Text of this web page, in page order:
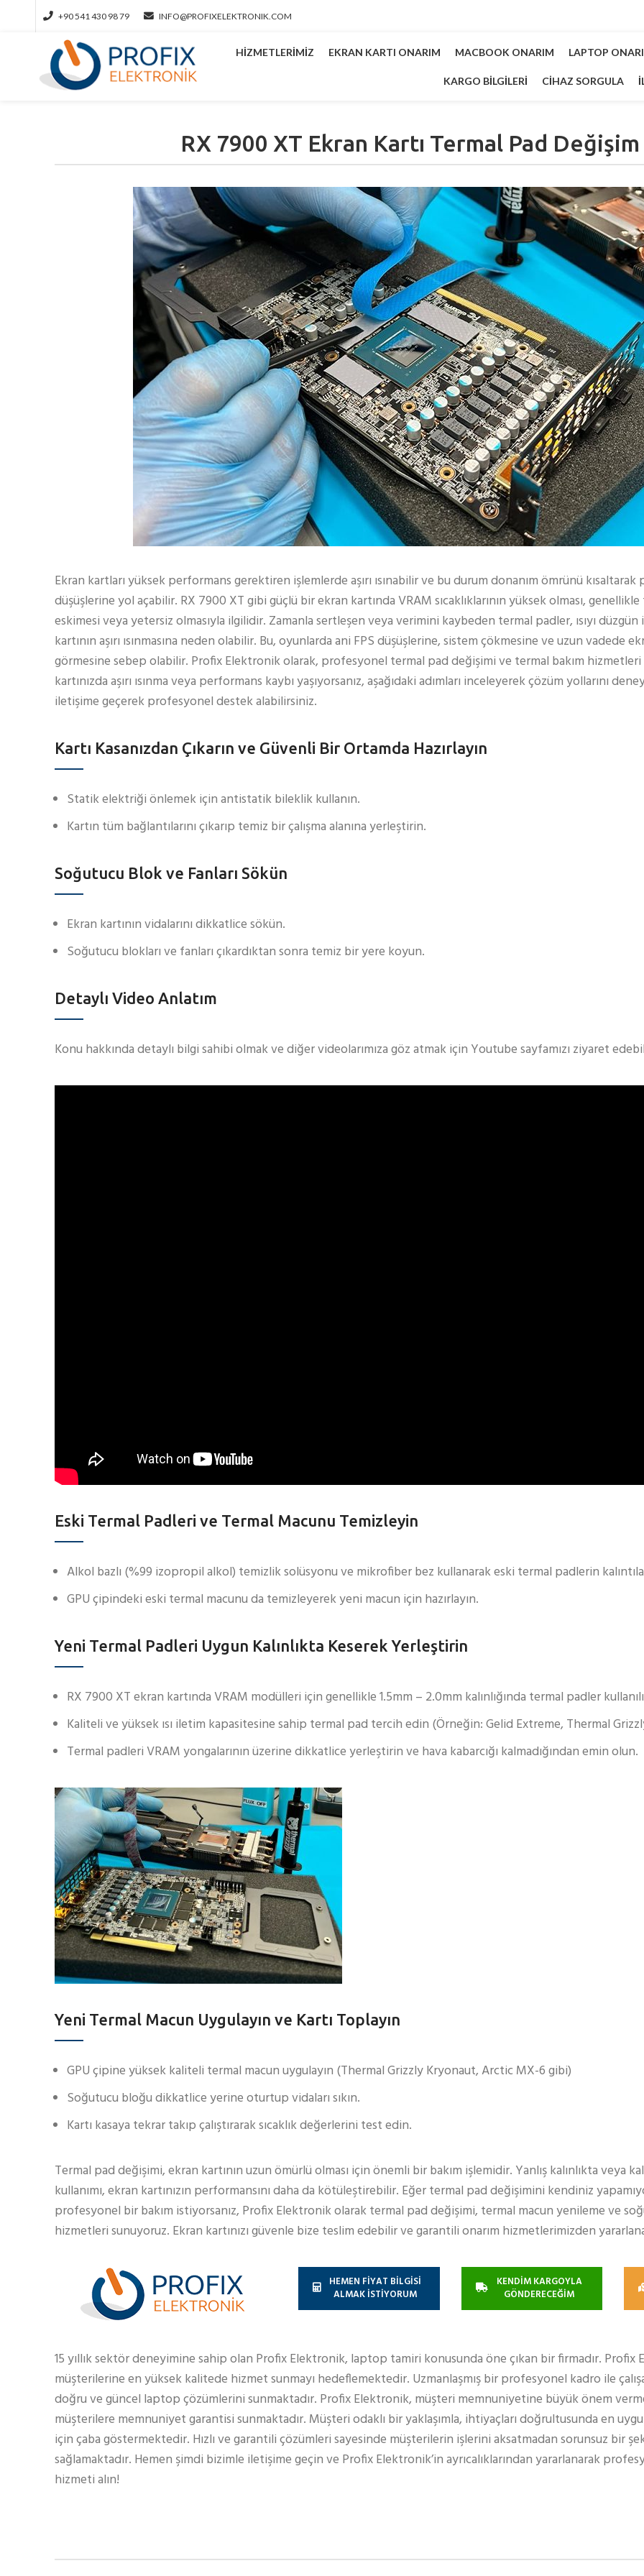
+90 541 430 98 79 INFO@PROFIXELEKTRONIK.COM
HIZMETLERIMIZ EKRAN KARTI ONARIM MACBOOK ONARIM LAPTOP
KARGO BILGILERI CIHAZ SORGULA
RX 7900 XT Ekran Kartı Termal Pad Değişim
Ekran kartları yüksek performans gerektiren işlemlerde aşırı ısınabilir ve bu durum donanım ömrünü
düşüşlerine yol açabilir. RX 7900 XT gibi güçlü bir ekran kartında VRAM sıcaklıklarının yüksek olması,
eskimesi veya yetersiz olmasıyla ilgilidir. Zamanla sertleşen veya verimini kaybeden termal padler, ısıyı
kartının aşırı ısınmasına neden olabilir. Bu, oyunlarda ani FPS düşüşlerine, sistem çökmesine ve uzun vadede
görmesine sebep olabilir. Profix Elektronik olarak, profesyonel termal pad değişimi ve termal bakım
kartınızda aşırı ısınma veya performans kaybı yaşıyorsanız, aşağıdaki adımları inceleyerek çözüm yollarını
iletişime geçerek profesyonel destek alabilirsiniz.
Kartı Kasanızdan Çıkarın ve Güvenli Bir Ortamda Hazırlayın
Statik elektriği önlemek için antistatik bileklik kullanın.
Kartın tüm bağlantılarını çıkarıp temiz bir çalışma alanına yerleştirin.
Soğutucu Blok ve Fanları Sökün
Ekran kartının vidalarını dikkatlice sökün.
Soğutucu blokları ve fanları çıkardıktan sonra temiz bir yere koyun.
Detaylı Video Anlatım
Konu hakkında detaylı bilgi sahibi olmak ve diğer videolarımıza göz atmak için Youtube sayfamızı ziyaret
Eski Termal Padleri ve Termal Macunu Temizleyin
Alkol bazlı (%99 izopropil alkol) temizlik solüsyonu ve mikrofiber bez kullanarak eski termal padlerin
GPU çipindeki eski termal macunu da temizleyerek yeni macun için hazırlayın.
Yeni Termal Padleri Uygun Kalınlıkta Keserek Yerleştirin
RX 7900 XT ekran kartında VRAM modülleri için genellikle 1.5mm – 2.0mm kalınlığında termal padler
Kaliteli ve yüksek ısı iletim kapasitesine sahip termal pad tercih edin (Örneğin: Gelid Extreme, Thermal
Termal padleri VRAM yongalarının üzerine dikkatlice yerleştirin ve hava kabarcığı kalmadığından emin olun.
Yeni Termal Macun Uygulayın ve Kartı Toplayın
GPU çipine yüksek kaliteli termal macun uygulayın (Thermal Grizzly Kryonaut, Arctic MX-6 gibi)
Soğutucu bloğu dikkatlice yerine oturtup vidaları sıkın.
Kartı kasaya tekrar takıp çalıştırarak sıcaklık değerlerini test edin.
Termal pad değişimi, ekran kartının uzun ömürlü olması için önemli bir bakım işlemidir. Yanlış kalınlıkta veya
kullanımı, ekran kartınızın performansını daha da kötüleştirebilir. Eğer termal pad değişimini kendiniz
profesyonel bir bakım istiyorsanız, Profix Elektronik olarak termal pad değişimi, termal macun yenileme ve
hizmetleri sunuyoruz. Ekran kartınızı güvenle bize teslim edebilir ve garantili onarım hizmetlerimizden
HEMEN FİYAT BİLGİSİ
ALMAK İSTİYORUM
KENDİM KARGOYLA
GÖNDERECEĞİM
15 yıllık sektör deneyimine sahip olan Profix Elektronik, laptop tamiri konusunda öne çıkan bir firmadır. Profix
müşterilerine en yüksek kalitede hizmet sunmayı hedeflemektedir. Uzmanlaşmış bir profesyonel kadro ile
doğru ve güncel laptop çözümlerini sunmaktadır. Profix Elektronik, müşteri memnuniyetine büyük önem
müşterilere memnuniyet garantisi sunmaktadır. Müşteri odaklı bir yaklaşımla, ihtiyaçları doğrultusunda en
için çaba göstermektedir. Hızlı ve garantili çözümleri sayesinde müşterilerin işlerini aksatmadan sorunsuz bir
sağlamaktadır. Hemen şimdi bizimle iletişime geçin ve Profix Elektronik’in ayrıcalıklarından yararlanarak
hizmeti alın!